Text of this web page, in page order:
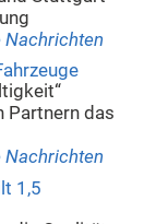
Nachrichten
Partnern das
Nachrichten
1,5